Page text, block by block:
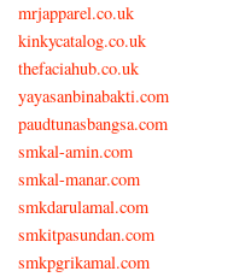
mrjapparel.co.uk
kinkycatalog.co.uk
thefaciahub.co.uk
yayasanbinabakti.com
paudtunasbangsa.com
smkal-amin.com
smkal-manar.com
smkdarulamal.com
smkitpasundan.com
smkpgrikamal.com